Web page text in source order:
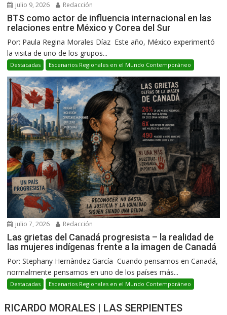
julio 9, 2026 Redacción
BTS como actor de influencia internacional en las
relaciones entre México y Corea del Sur
Por: Paula Regina Morales Díaz Este año, México experimentó
la visita de uno de los grupos...
Destacadas Escenarios Regionales en el Mundo Contemporáneo
julio 7, 2026 Redacción
Las grietas del Canadá progresista – la realidad de
las mujeres indígenas frente a la imagen de Canadá
Por: Stephany Hernàndez García Cuando pensamos en Canadá,
normalmente pensamos en uno de los países más...
Destacadas Escenarios Regionales en el Mundo Contemporáneo
RICARDO MORALES | LAS SERPIENTES